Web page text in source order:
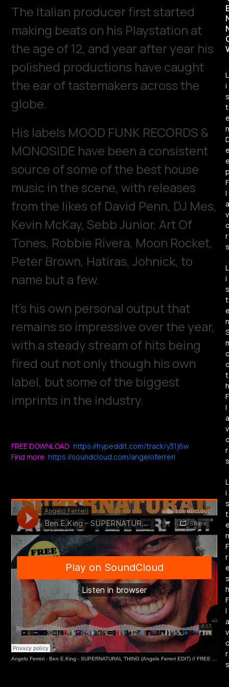
The Italian producer first started
making beats on his Playstation at
the age of 12, and year after year his
polished productions have caught
the ear of tastemakers across the
globe.
His labels MOOD FUNK RECORDS &
MONOSIDE have been a consistent
source of some of the best house
music in the scene, with releases
from the likes of David Penn, DJ Mes,
Kevin McKay, Sebb Junior, Art Of
Tones, Robbie Rivera, Moon Rocket,
Peter Brown, Hatiras, Johnick, to
name but a few.
It’s his own personal output that
remains so impressive over the year,
with a steady stream of hits being
fired out not only though his own
label, but some of the biggest
imprints in the industry.
FREE DOWNLOAD:https://hypeddit.com/track/y31j6w
Find more:https://soundcloud.com/angeloferreri
Angelo Ferreri ·Ben E.King - SUPERNATURAL THING (Angelo Ferreri EDIT) // FREE DL
L
i
s
t
n
F
l
a
v
r
s
L
i
s
t
n
S
t
h
F
l
a
v
r
s
L
i
s
t
n
F
r
s
h
F
l
a
v
r
s